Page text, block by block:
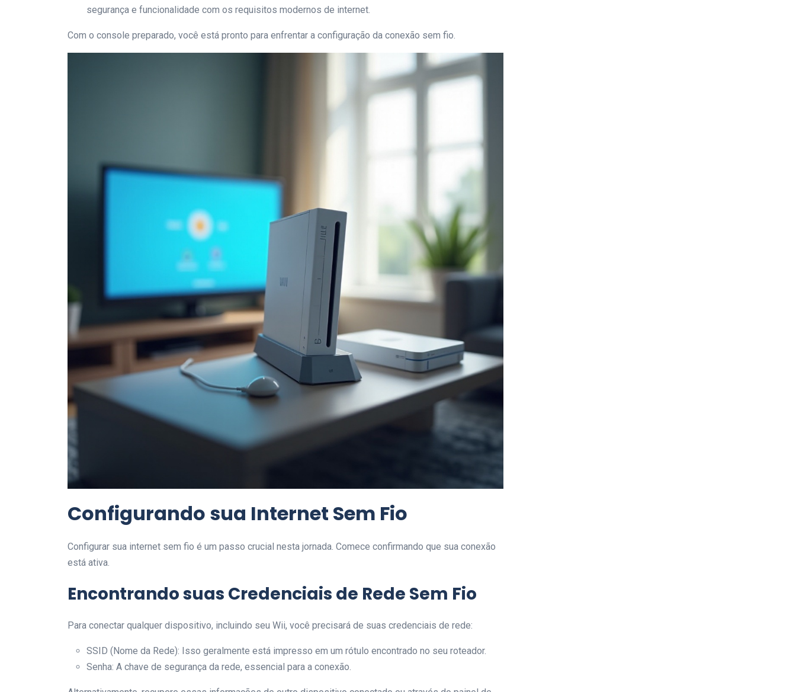
segurança e funcionalidade com os requisitos modernos de internet.
Com o console preparado, você está pronto para enfrentar a configuração da conexão sem fio.
Configurando sua Internet Sem Fio
Configurar sua internet sem fio é um passo crucial nesta jornada. Comece confirmando que sua conexão
está ativa.
Encontrando suas Credenciais de Rede Sem Fio
Para conectar qualquer dispositivo, incluindo seu Wii, você precisará de suas credenciais de rede:
SSID (Nome da Rede): Isso geralmente está impresso em um rótulo encontrado no seu roteador.
Senha: A chave de segurança da rede, essencial para a conexão.